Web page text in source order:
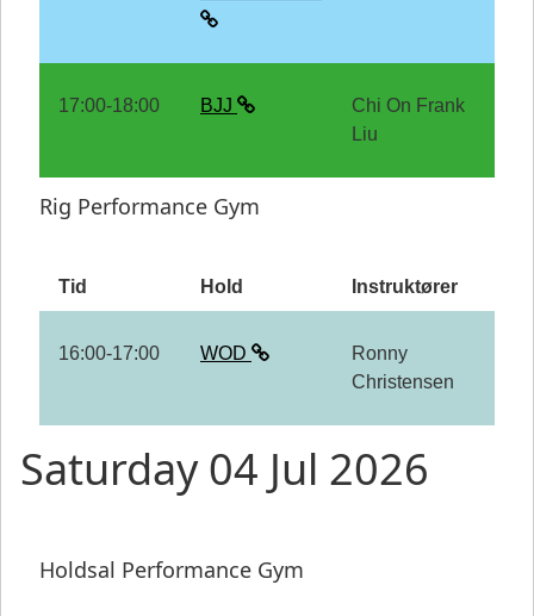
17:00-18:00 BJJ
Chi On Frank
Liu
Rig Performance Gym
Tid Hold Instruktører
16:00-17:00 WOD
Ronny
Christensen
Saturday 04 Jul 2026
Holdsal Performance Gym